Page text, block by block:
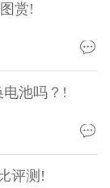
赏!
电池吗？!
评测!